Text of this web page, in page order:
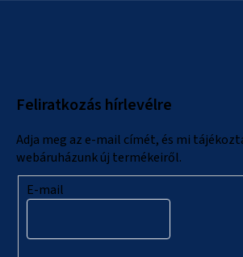
Feliratkozás hírlevélre
Adja meg az e-mail címét, és mi
webáruházunk új termékeiről.
E-mail